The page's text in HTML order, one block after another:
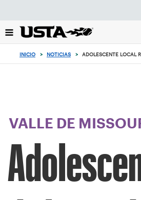
el
botón
INICIO > NOTICIAS > ADOLESCENTE LOCAL
VALLE DE